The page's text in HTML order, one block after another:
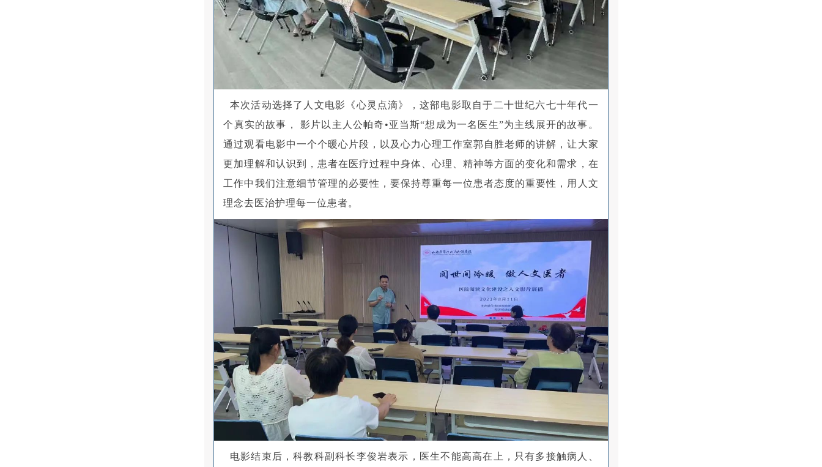
本次活动选择了人文电影《心灵点滴》，这部电影取自于二十世纪六七十年代一
个真实的故事， 影片以主人公帕奇•亚当斯“想成为一名医生”为主线展开的故事。
通过观看电影中一个个暖心片段，以及心力心理工作室郭自胜老师的讲解，让大家
更加理解和认识到，患者在医疗过程中身体、心理、精神等方面的变化和需求，在
工作中我们注意细节管理的必要性，要保持尊重每一位患者态度的重要性，用人文
理念去医治护理每一位患者。
电影结束后，科教科副科长李俊岩表示，医生不能高高在上，只有多接触病人、